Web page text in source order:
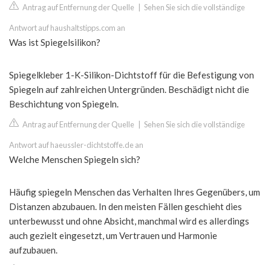
Antrag auf Entfernung der Quelle Sehen Sie sich die vollständige
Antwort auf haushaltstipps.com an
Was ist Spiegelsilikon?
Spiegelkleber 1-K-Silikon-Dichtstoff für die Befestigung von
Spiegeln auf zahlreichen Untergründen. Beschädigt nicht die
Beschichtung von Spiegeln.
Antrag auf Entfernung der Quelle Sehen Sie sich die vollständige
Antwort auf haeussler-dichtstoffe.de an
Welche Menschen Spiegeln sich?
Häufig spiegeln Menschen das Verhalten Ihres Gegenübers, um
Distanzen abzubauen. In den meisten Fällen geschieht dies
unterbewusst und ohne Absicht, manchmal wird es allerdings
auch gezielt eingesetzt, um Vertrauen und Harmonie
aufzubauen.